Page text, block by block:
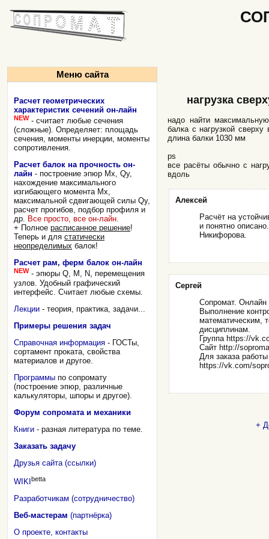
Меню сайта
Расчет геометрических
характеристик сечений он-лайн
NEW - считает любые сечения
(сложные). Определяет: площадь
сечения, моменты инерции, моменты
сопротивления.
Расчет балок на прочность он-
лайн - построение эпюр Mx, Qy,
нахождение максимального
изгибающего момента Mx,
максимальной сдвигающей силы Qy,
расчет прогибов, подбор профиля и
др. Все просто, все он-лайн.
+ Полное расписанное решение!
Теперь и для статически
неопределимых балок!
Расчет рам, ферм балок он-лайн
NEW - эпюры Q, M, N, перемещения
узлов. Удобный графический
интерфейс. Считает любые схемы.
Лекции - теория, практика, задачи...
Примеры решения задач
Справочная информация - ГОСТы,
сортамент проката, свойства
материалов и другое.
Программы по сопромату
(построение эпюр, различные
калькуляторы, шпоры и другое).
Форум сопромата и механики
Книги - разная литература по теме.
Заказать задачу
Друзья сайта (ссылки)
WIKI betta
Разработчикам (сотрудничество)
Веб-мастерам (партнёрка)
О проекте, контакты
нагрузка
надо найти
балка с нагрузкой сверху
длина балки 1030 мм
ps
все расёты обычно с
вдоль
Алексей
Расчёт на
и понятно
Никифорова.
Сергей
Сопромат. Онлайн
Выполнение
математическим,
дисциплинам.
Группа https://
Сайт http://
Для заказа
https://vk.com/
+